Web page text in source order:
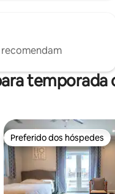
temporada
Preferido dos hóspedes
Preferido dos hóspedes